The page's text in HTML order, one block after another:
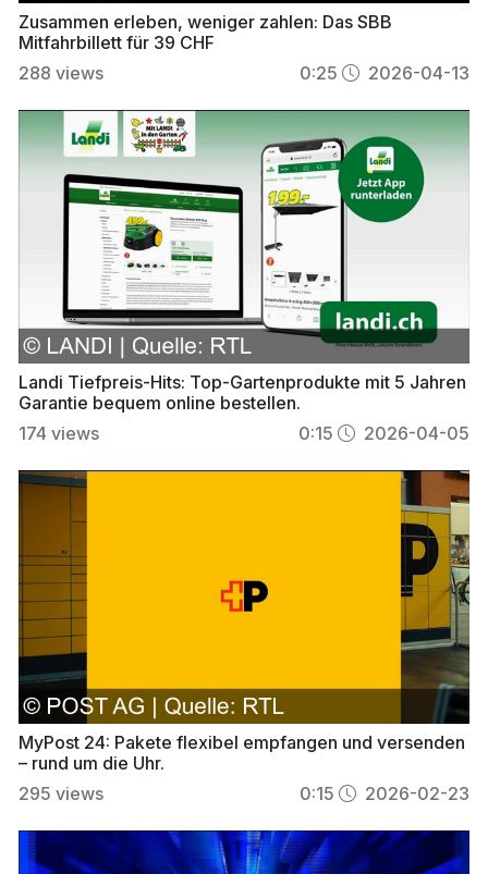
Zusammen erleben, weniger zahlen: Das SBB
Mitfahrbillett für 39 CHF
288 views 0:25 2026-04-13
Landi Tiefpreis-Hits: Top-Gartenprodukte mit 5 Jahren
Garantie bequem online bestellen.
174 views 0:15 2026-04-05
MyPost 24: Pakete flexibel empfangen und versenden
– rund um die Uhr.
295 views 0:15 2026-02-23